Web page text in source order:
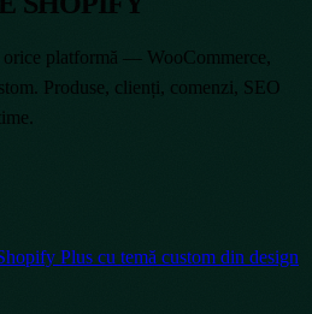
orice platformă — WooCommerce,
Produse, clienți, comenzi, SEO
Plus cu temă custom din design